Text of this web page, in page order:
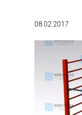
08.02.2017